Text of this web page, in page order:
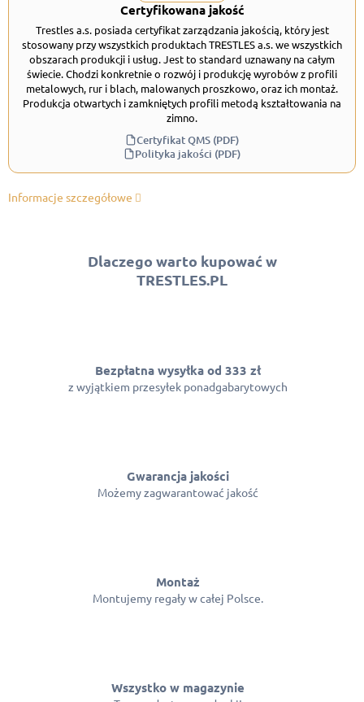
Certyfikowana jakość
Trestles a.s. posiada certyfikat zarządzania jakością, który jest
stosowany przy wszystkich produktach TRESTLES a.s. we wszystkich
obszarach produkcji i usług. Jest to standard uznawany na całym
świecie. Chodzi konkretnie o rozwój i produkcję wyrobów z profili
metalowych, rur i blach, malowanych proszkowo, oraz ich montaż.
Produkcja otwartych i zamkniętych profili metodą kształtowania na
zimno.
Certyfikat QMS (PDF)
Polityka jakości (PDF)
Informacje szczegółowe
Dlaczego warto kupować w
TRESTLES.PL
Bezpłatna wysyłka od 333 zł
z wyjątkiem przesyłek ponadgabarytowych
Gwarancja jakości
Możemy zagwarantować jakość
Montaż
Montujemy regały w całej Polsce.
Wszystko w magazynie